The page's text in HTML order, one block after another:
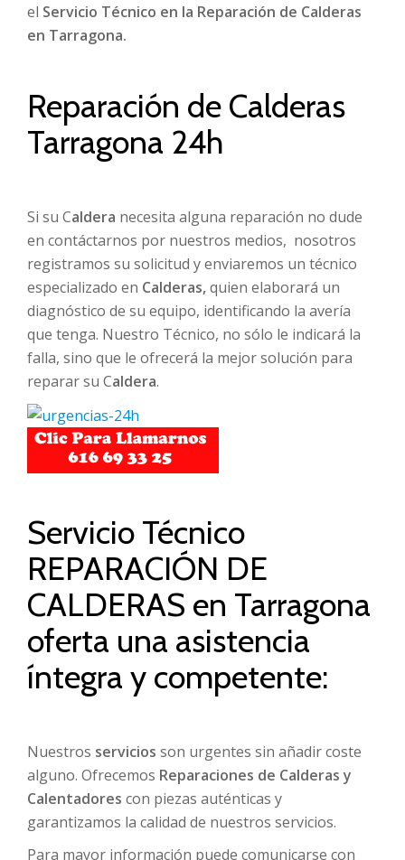
el Servicio Técnico en la Reparación de Calderas
en Tarragona.
Reparación de Calderas
Tarragona 24h
Si su Caldera necesita alguna reparación no dude
en contáctarnos por nuestros medios, nosotros
registramos su solicitud y enviaremos un técnico
especializado en Calderas,quien elaborará un
diagnóstico de su equipo, identificando la avería
que tenga. Nuestro Técnico, no sólo le indicará la
falla, sino que le ofrecerá la mejor solución para
reparar su Caldera.
Servicio Técnico
REPARACIÓN DE
CALDERAS en Tarragona
oferta una asistencia
íntegra y competente:
Nuestros servicios son urgentes sin añadir coste
alguno. Ofrecemos Reparaciones de Calderas y
Calentadores con piezas auténticas y
garantizamos la calidad de nuestros servicios.
Para mayor información puede comunicarse con